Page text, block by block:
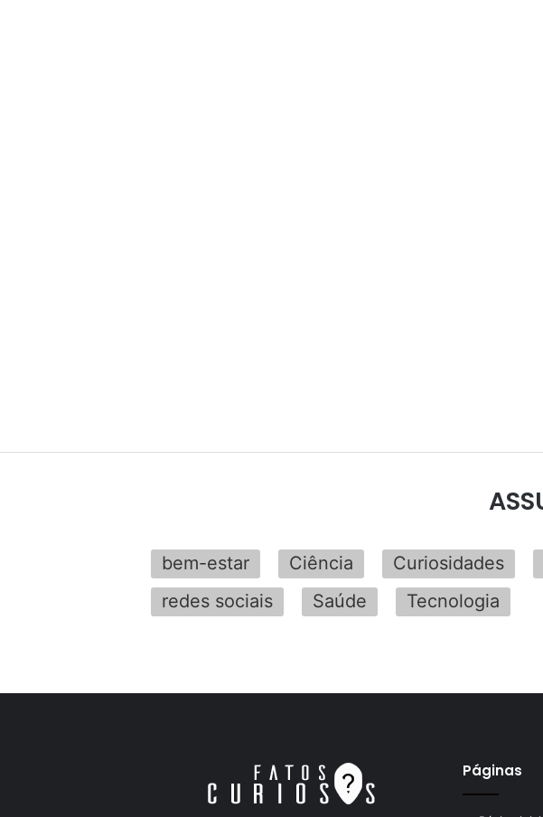
bem-estar Ciência Curiosidades
redes sociais
Saúde Tecnologia
Páginas